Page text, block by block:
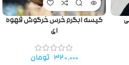
کیسه ابگرم خرس خرگوش قهوه
ای
۳۲۰.۰۰۰ تومان